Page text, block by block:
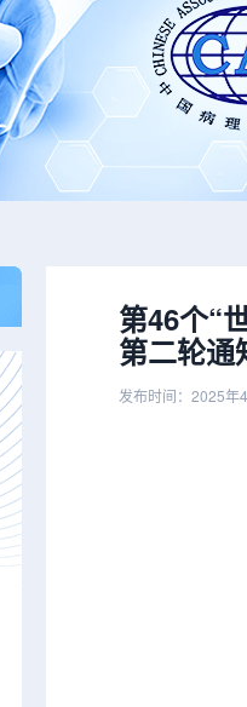
第46个“
第二轮通
发布时间：2025年